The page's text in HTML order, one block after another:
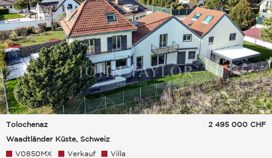
Tolochenaz
Waadtländer Küste, Schweiz
2 495 000 CHF
V0850MX Verkauf Villa